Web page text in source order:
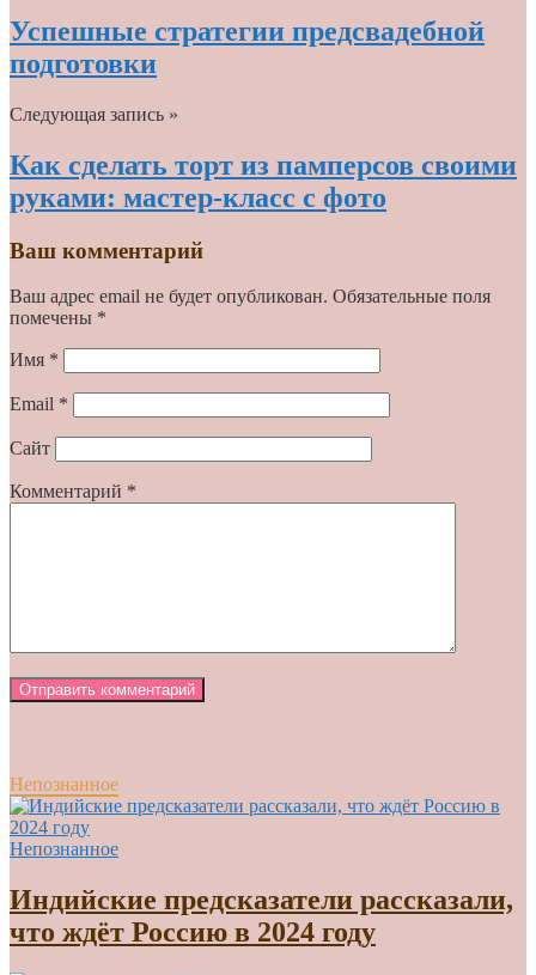
Успешные стратегии предсвадебной
подготовки
Следующая запись »
Как сделать торт из памперсов своими
руками: мастер-класс с фото
Ваш комментарий
Ваш адрес email не будет опубликован. Обязательные поля
помечены *
Имя *
Email *
Сайт
Комментарий *
Непознанное
Непознанное
Индийские предсказатели рассказали,
что ждёт Россию в 2024 году